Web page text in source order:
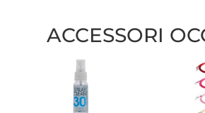
ACCESSORI